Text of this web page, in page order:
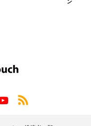
ッチ編集